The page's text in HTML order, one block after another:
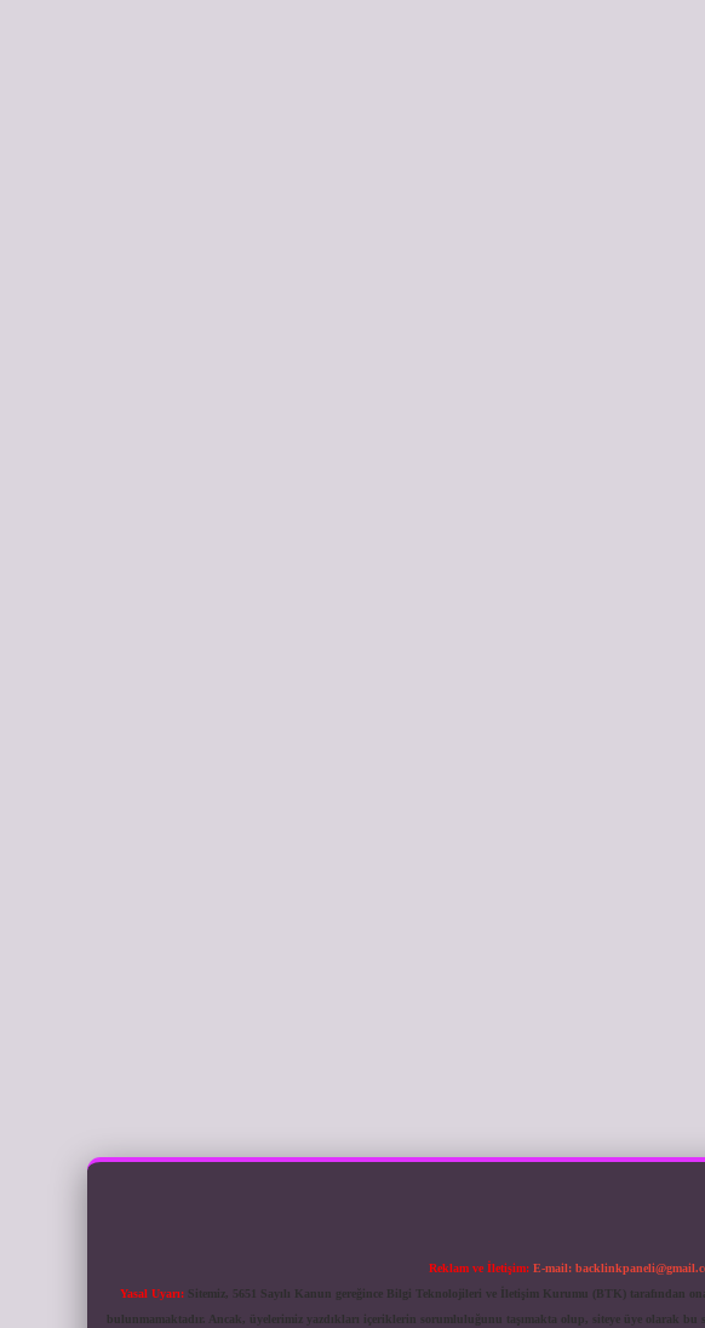
Reklam ve İletişim: E-mail:
Yasal Uyarı: Sitemiz, 5651 Sayılı Kanun gereğince Bilgi Teknolojileri ve İletişim Kurumu (BTK) tarafından
bulunmamaktadır. Ancak, üyelerimiz yazdıkları içeriklerin sorumluluğunu taşımakta olup, siteye üye olarak